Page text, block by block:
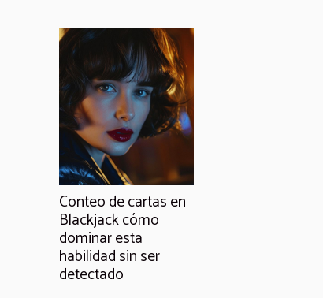
Conteo de cartas en
Blackjack cómo
dominar esta
habilidad sin ser
detectado